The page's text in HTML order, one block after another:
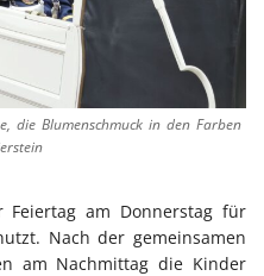
die Blumenschmuck in den Farben
am Donnerstag für
Nach der gemeinsamen
am Nachmittag die Kinder